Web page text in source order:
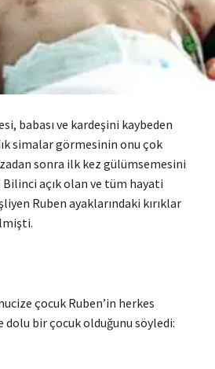
babası ve kardeşini kaybeden
simalar görmesinin onu çok
sonra ilk kez gülümsemesini
Bilinci açık olan ve tüm hayati
Ruben ayaklarındaki kırıklar
çocuk Ruben’in herkes
dolu bir çocuk olduğunu söyledi: